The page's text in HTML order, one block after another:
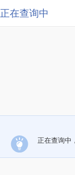
正在查询中
正在查询中